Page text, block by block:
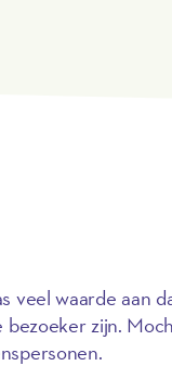
veel waarde aan
zijn.